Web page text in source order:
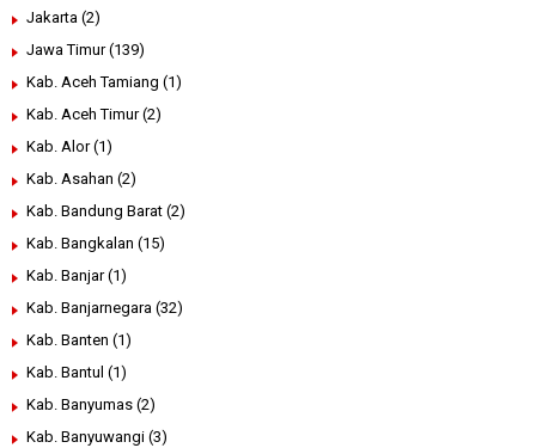
Jakarta (2)
Jawa Timur (139)
Kab. Aceh Tamiang (1)
Kab. Aceh Timur (2)
Kab. Alor (1)
Kab. Asahan (2)
Kab. Bandung Barat (2)
Kab. Bangkalan (15)
Kab. Banjar (1)
Kab. Banjarnegara (32)
Kab. Banten (1)
Kab. Bantul (1)
Kab. Banyumas (2)
Kab. Banyuwangi (3)